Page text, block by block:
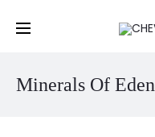
Minerals Of Eden